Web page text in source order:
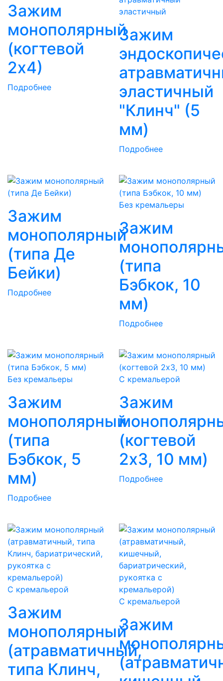
Зажим
монополярный
(когтевой
2х4)
Подробнее
Зажим
эластичный
"Клинч" (5
мм)
Подробнее
Зажим
монополярный
(типа Де
Бейки)
Подробнее
Без кремальеры
Зажим
(типа
Бэбкок, 10
мм)
Подробнее
Без кремальеры
Зажим
монополярный
(типа
Бэбкок, 5
мм)
Подробнее
С кремальерой
Зажим
(когтевой
2х3, 10 мм)
Подробнее
С кремальерой
Зажим
монополярный
(атравматичный,
типа Клинч,
С кремальерой
Зажим